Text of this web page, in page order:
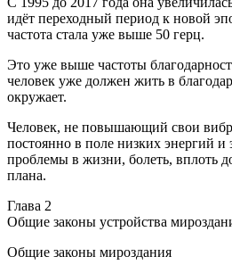
идёт переходный период к новой
частота стала уже выше 50 герц.
Это уже выше частоты
человек уже должен жить в
окружает.
Человек, не повышающий свои
постоянно в поле низких энергий и
проблемы в жизни, болеть, вплоть
плана.
Глава 2
Общие законы устройства
Общие законы мироздания